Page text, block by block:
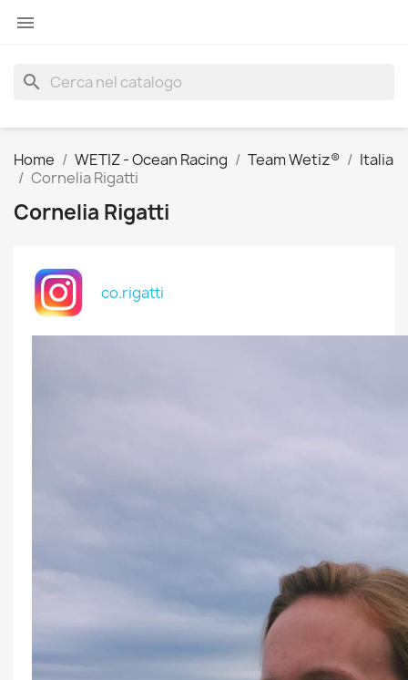

search
Home WETIZ - Ocean Racing Team Wetiz®
Italia
Cornelia Rigatti
Cornelia Rigatti
co.rigatti